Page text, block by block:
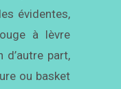
évidentes,
à lèvre
d’autre part,
ou basket